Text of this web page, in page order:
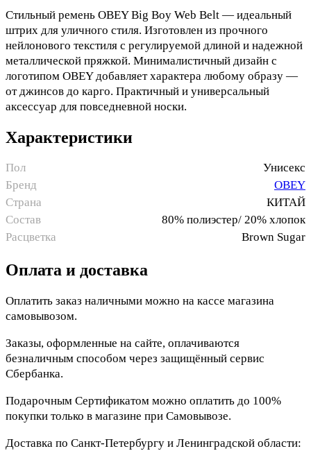
Стильный ремень OBEY Big Boy Web Belt — идеальный
штрих для уличного стиля. Изготовлен из прочного
нейлонового текстиля с регулируемой длиной и надежной
металлической пряжкой. Минималистичный дизайн с
логотипом OBEY добавляет характера любому образу —
от джинсов до карго. Практичный и универсальный
аксессуар для повседневной носки.
Характеристики
Пол
Унисекс
Бренд
OBEY
Страна
КИТАЙ
Состав
80% полиэстер/ 20% хлопок
Расцветка
Brown Sugar
Оплата и доставка
Оплатить заказ наличными можно на кассе магазина
самовывозом.
Заказы, оформленные на сайте, оплачиваются
безналичным способом через защищённый сервис
Сбербанка.
Подарочным Сертификатом можно оплатить до 100%
покупки только в магазине при Самовывозе.
Доставка по Санкт-Петербургу и Ленинградской области: